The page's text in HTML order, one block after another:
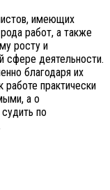
имеющих
работ, а также
росту и
сфере деятельности.
благодаря их
работе практически
а о
по